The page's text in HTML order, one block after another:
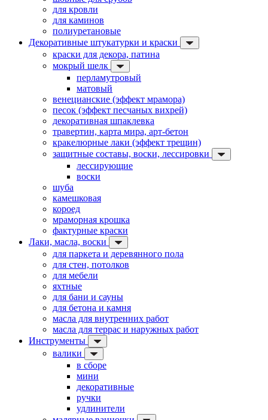
для кровли
для каминов
полиуретановые
Декоративные штукатурки и краски
краски для декора, патина
мокрый шелк
перламутровый
матовый
венецианские (эффект мрамора)
песок (эффект песчаных вихрей)
декоративная шпаклевка
травертин, карта мира, арт-бетон
кракелюрные лаки (эффект трещин)
защитные составы, воски, лессировки
лессирующие
воски
шуба
камешковая
короед
мраморная крошка
фактурные краски
Лаки, масла, воски
для паркета и деревянного пола
для стен, потолков
для мебели
яхтные
для бани и сауны
для бетона и камня
масла для внутренних работ
масла для террас и наружных работ
Инструменты
валики
в сборе
мини
декоративные
ручки
удлинители